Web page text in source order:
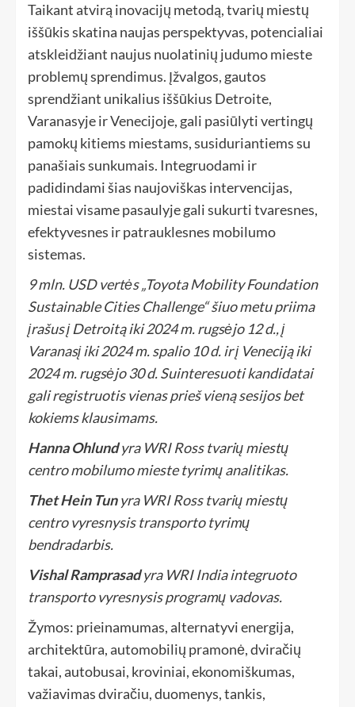
Taikant atvirą inovacijų metodą, tvarių miestų
iššūkis skatina naujas perspektyvas, potencialiai
atskleidžiant naujus nuolatinių judumo mieste
problemų sprendimus. Įžvalgos, gautos
sprendžiant unikalius iššūkius Detroite,
Varanasyje ir Venecijoje, gali pasiūlyti vertingų
pamokų kitiems miestams, susiduriantiems su
panašiais sunkumais. Integruodami ir
padidindami šias naujoviškas intervencijas,
miestai visame pasaulyje gali sukurti tvaresnes,
efektyvesnes ir patrauklesnes mobilumo
sistemas.
9 mln. USD vertės „Toyota Mobility Foundation
Sustainable Cities Challenge“ šiuo metu priima
įrašus į Detroitą iki 2024 m. rugsėjo 12 d., į
Varanasį iki 2024 m. spalio 10 d. ir į Veneciją iki
2024 m. rugsėjo 30 d. Suinteresuoti kandidatai
gali registruotisvienas prieš vienąsesijos bet
kokiems klausimams.
Hanna Ohlundyra WRI Ross tvarių miestų
centro mobilumo mieste tyrimų analitikas.
Thet Hein Tunyra WRI Ross tvarių miestų
centro vyresnysis transporto tyrimų
bendradarbis.
Vishal Ramprasadyra WRI India integruoto
transporto vyresnysis programų vadovas.
Žymos: prieinamumas, alternatyvi energija,
architektūra, automobilių pramonė, dviračių
takai, autobusai, kroviniai, ekonomiškumas,
važiavimas dviračiu, duomenys, tankis,